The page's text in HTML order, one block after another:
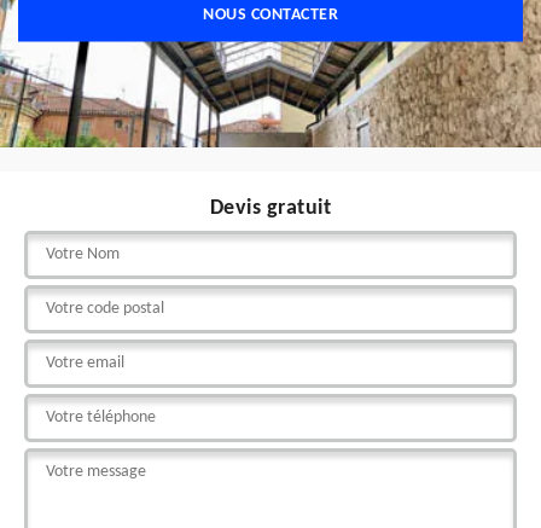
NOUS CONTACTER
Devis gratuit